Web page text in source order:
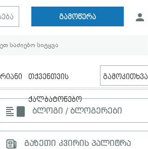
გამოწერა
თქვენთვის
ქალბატონებო
გამოკითხვა
ბლოგი / ბლოგერები
გაზეთი კვირის პალიტრა